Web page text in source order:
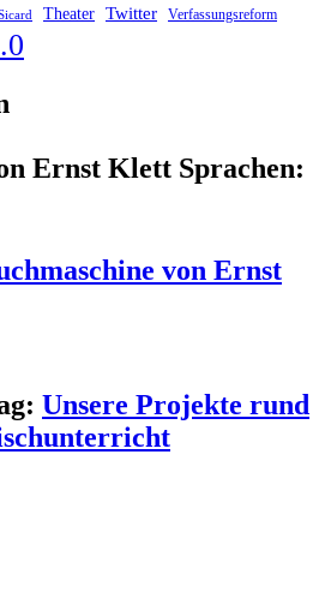
Theater Twitter Verfassungsreform
Ernst Klett Sprachen:
von Ernst
Unsere Projekte rund